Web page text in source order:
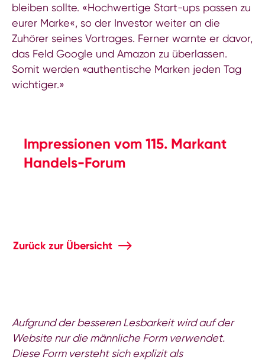
bleiben sollte. «Hochwertige Start-ups passen zu
eurer Marke«, so der Investor weiter an die
Zuhörer seines Vortrages. Ferner warnte er davor,
das Feld Google und Amazon zu überlassen.
Somit werden «authentische Marken jeden Tag
wichtiger.»
Impressionen vom 115. Markant
Handels-Forum
Zurück zur Übersicht
Aufgrund der besseren Lesbarkeit wird auf der
Website nur die männliche Form verwendet.
Diese Form versteht sich explizit als